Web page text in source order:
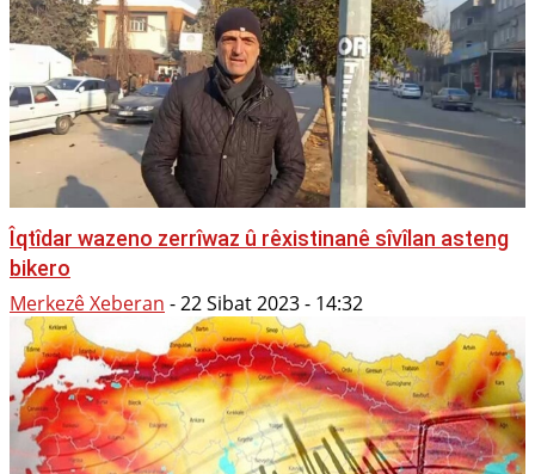
Îqtîdar wazeno zerrîwaz û rêxistinanê sîvîlan asteng
bikero
Merkezê Xeberan -22 Sibat 2023 - 14:32